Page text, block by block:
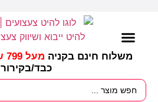
משלוח חינם בקניה מעל 799 ש"ח
כבד/בקירור